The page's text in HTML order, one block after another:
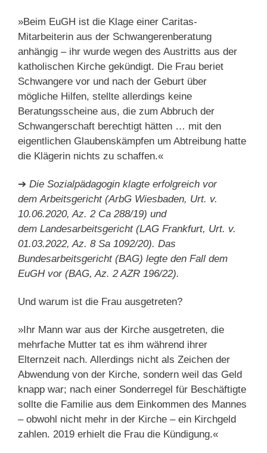
»Beim EuGH ist die Klage einer Caritas-
Mitarbeiterin aus der Schwangerenberatung
anhängig – ihr wurde wegen des Austritts aus der
katholischen Kirche gekündigt. Die Frau beriet
Schwangere vor und nach der Geburt über
mögliche Hilfen, stellte allerdings keine
Beratungsscheine aus, die zum Abbruch der
Schwangerschaft berechtigt hätten … mit den
eigentlichen Glaubenskämpfen um Abtreibung hatte
die Klägerin nichts zu schaffen.«
➔ Die Sozialpädagogin klagte erfolgreich vor
dem Arbeitsgericht (ArbG Wiesbaden, Urt. v.
10.06.2020, Az. 2 Ca 288/19) und
dem Landesarbeitsgericht (LAG Frankfurt, Urt. v.
01.03.2022, Az. 8 Sa 1092/20). Das
Bundesarbeitsgericht (BAG) legte den Fall dem
EuGH vor (BAG, Az. 2 AZR 196/22).
Und warum ist die Frau ausgetreten?
»Ihr Mann war aus der Kirche ausgetreten, die
mehrfache Mutter tat es ihm während ihrer
Elternzeit nach. Allerdings nicht als Zeichen der
Abwendung von der Kirche, sondern weil das Geld
knapp war; nach einer Sonderregel für Beschäftigte
sollte die Familie aus dem Einkommen des Mannes
– obwohl nicht mehr in der Kirche – ein Kirchgeld
zahlen. 2019 erhielt die Frau die Kündigung.«